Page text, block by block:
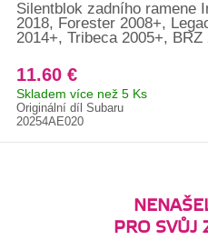
Silentblok zadního ramene
2018, Forester 2008+,
2014+, Tribeca 2005+, BRZ
11.60 €
Skladem více než 5 Ks
Originální díl Subaru
20254AE020
PRO SVŮJ